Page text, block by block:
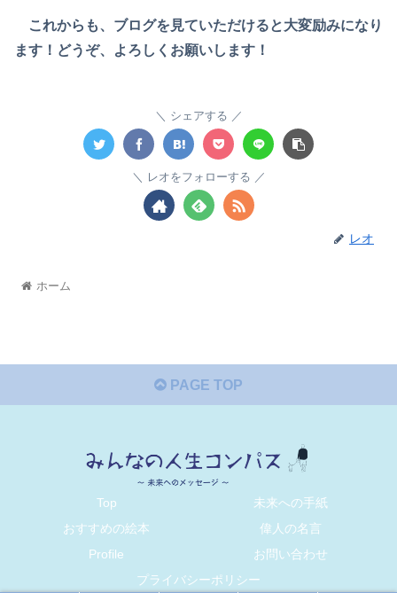
これからも、ブログを見ていただけると大変励みになり
ます！どうぞ、よろしくお願いします！
シェアする
レオをフォローする
レオ
ホーム
PAGE TOP
Top
未来への手紙
おすすめの絵本
偉人の名言
Profile
お問い合わせ
プライバシーポリシー